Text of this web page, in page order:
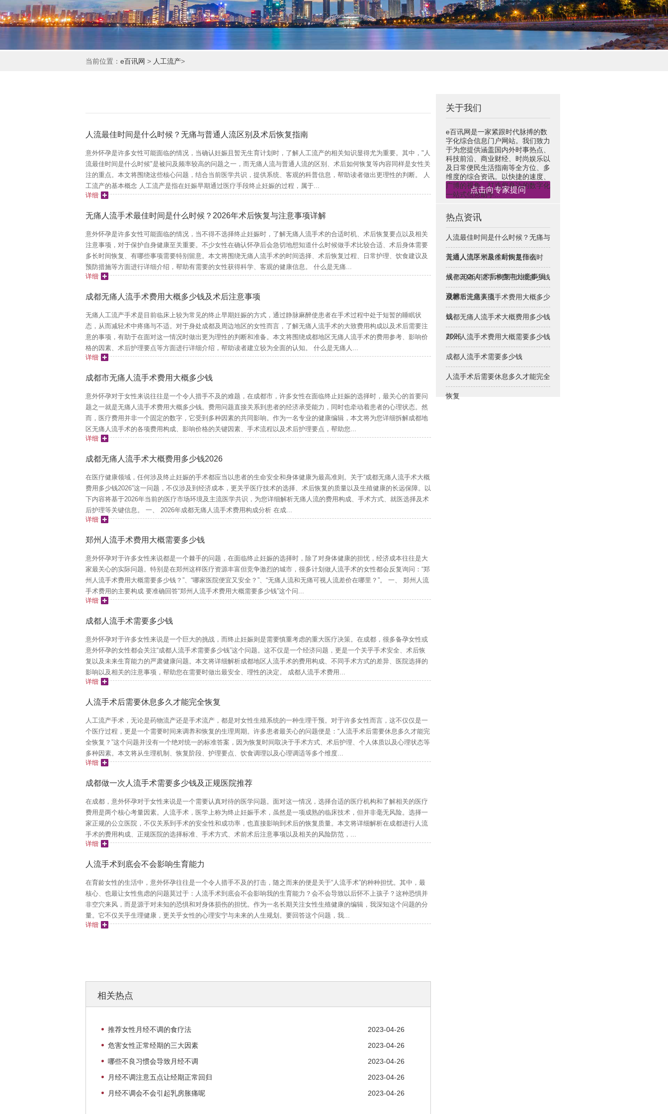
当前位置： e百讯网 > 人工流产>
人流最佳时间是什么时候？无痛与普通人流区别及术后恢复指南
意外怀孕是许多女性可能面临的情况，当确认妊娠且暂无生育计划时，了解人工流产的相关知识显得尤为重要。其中，"人
流最佳时间是什么时候"是被问及频率较高的问题之一，而无痛人流与普通人流的区别、术后如何恢复等内容同样是女性关
注的重点。本文将围绕这些核心问题，结合当前医学共识，提供系统、客观的科普信息，帮助读者做出更理性的判断。 人
工流产的基本概念 人工流产是指在妊娠早期通过医疗手段终止妊娠的过程，属于...
详细
无痛人流手术最佳时间是什么时候？2026年术后恢复与注意事项详解
意外怀孕是许多女性可能面临的情况，当不得不选择终止妊娠时，了解无痛人流手术的合适时机、术后恢复要点以及相关
注意事项，对于保护自身健康至关重要。不少女性在确认怀孕后会急切地想知道什么时候做手术比较合适、术后身体需要
多长时间恢复、有哪些事项需要特别留意。本文将围绕无痛人流手术的时间选择、术后恢复过程、日常护理、饮食建议及
预防措施等方面进行详细介绍，帮助有需要的女性获得科学、客观的健康信息。 什么是无痛...
详细
成都无痛人流手术费用大概多少钱及术后注意事项
无痛人工流产手术是目前临床上较为常见的终止早期妊娠的方式，通过静脉麻醉使患者在手术过程中处于短暂的睡眠状
态，从而减轻术中疼痛与不适。对于身处成都及周边地区的女性而言，了解无痛人流手术的大致费用构成以及术后需要注
意的事项，有助于在面对这一情况时做出更为理性的判断和准备。本文将围绕成都地区无痛人流手术的费用参考、影响价
格的因素、术后护理要点等方面进行详细介绍，帮助读者建立较为全面的认知。 什么是无痛人...
详细
成都市无痛人流手术费用大概多少钱
意外怀孕对于女性来说往往是一个令人措手不及的难题，在成都市，许多女性在面临终止妊娠的选择时，最关心的首要问
题之一就是无痛人流手术费用大概多少钱。费用问题直接关系到患者的经济承受能力，同时也牵动着患者的心理状态。然
而，医疗费用并非一个固定的数字，它受到多种因素的共同影响。作为一名专业的健康编辑，本文将为您详细拆解成都地
区无痛人流手术的各项费用构成、影响价格的关键因素、手术流程以及术后护理要点，帮助您...
详细
成都无痛人流手术大概费用多少钱2026
在医疗健康领域，任何涉及终止妊娠的手术都应当以患者的生命安全和身体健康为最高准则。关于“成都无痛人流手术大概
费用多少钱2026”这一问题，不仅涉及到经济成本，更关乎医疗技术的选择、术后恢复的质量以及生殖健康的长远保障。以
下内容将基于2026年当前的医疗市场环境及主流医学共识，为您详细解析无痛人流的费用构成、手术方式、就医选择及术
后护理等关键信息。 一、 2026年成都无痛人流手术费用构成分析 在成...
详细
郑州人流手术费用大概需要多少钱
意外怀孕对于许多女性来说都是一个棘手的问题，在面临终止妊娠的选择时，除了对身体健康的担忧，经济成本往往是大
家最关心的实际问题。特别是在郑州这样医疗资源丰富但竞争激烈的城市，很多计划做人流手术的女性都会反复询问：“郑
州人流手术费用大概需要多少钱？”、“哪家医院便宜又安全？”、“无痛人流和无痛可视人流差价在哪里？”。 一、 郑州人流
手术费用的主要构成 要准确回答“郑州人流手术费用大概需要多少钱”这个问...
详细
成都人流手术需要多少钱
意外怀孕对于许多女性来说是一个巨大的挑战，而终止妊娠则是需要慎重考虑的重大医疗决策。在成都，很多备孕女性或
意外怀孕的女性都会关注“成都人流手术需要多少钱”这个问题。这不仅是一个经济问题，更是一个关乎手术安全、术后恢
复以及未来生育能力的严肃健康问题。本文将详细解析成都地区人流手术的费用构成、不同手术方式的差异、医院选择的
影响以及相关的注意事项，帮助您在需要时做出最安全、理性的决定。 成都人流手术费用...
详细
人流手术后需要休息多久才能完全恢复
人工流产手术，无论是药物流产还是手术流产，都是对女性生殖系统的一种生理干预。对于许多女性而言，这不仅仅是一
个医疗过程，更是一个需要时间来调养和恢复的生理周期。许多患者最关心的问题便是：“人流手术后需要休息多久才能完
全恢复？”这个问题并没有一个绝对统一的标准答案，因为恢复时间取决于手术方式、术后护理、个人体质以及心理状态等
多种因素。本文将从生理机制、恢复阶段、护理要点、饮食调理以及心理调适等多个维度...
详细
成都做一次人流手术需要多少钱及正规医院推荐
在成都，意外怀孕对于女性来说是一个需要认真对待的医学问题。面对这一情况，选择合适的医疗机构和了解相关的医疗
费用是两个核心考量因素。人流手术，医学上称为终止妊娠手术，虽然是一项成熟的临床技术，但并非毫无风险。选择一
家正规的公立医院，不仅关系到手术的安全性和成功率，也直接影响到术后的恢复质量。本文将详细解析在成都进行人流
手术的费用构成、正规医院的选择标准、手术方式、术前术后注意事项以及相关的风险防范，...
详细
人流手术到底会不会影响生育能力
在育龄女性的生活中，意外怀孕往往是一个令人措手不及的打击，随之而来的便是关于“人流手术”的种种担忧。其中，最
核心、也最让女性焦虑的问题莫过于：人流手术到底会不会影响我的生育能力？会不会导致以后怀不上孩子？这种恐惧并
非空穴来风，而是源于对未知的恐惧和对身体损伤的担忧。作为一名长期关注女性生殖健康的编辑，我深知这个问题的分
量。它不仅关乎生理健康，更关乎女性的心理安宁与未来的人生规划。要回答这个问题，我...
详细
相关热点
推荐女性月经不调的食疗法
2023-04-26
危害女性正常经期的三大因素
2023-04-26
哪些不良习惯会导致月经不调
2023-04-26
月经不调注意五点让经期正常回归
2023-04-26
月经不调会不会引起乳房胀痛呢
2023-04-26
关于我们
e百讯网是一家紧跟时代脉搏的数
字化综合信息门户网站。我们致力
于为您提供涵盖国内外时事热点、
科技前沿、商业财经、时尚娱乐以
及日常便民生活指南等全方位、多
维度的综合资讯。以快捷的速度、
广博的视角，打造您身边的数字化
一站式信息助手...
点击向专家提问
热点资讯
人流最佳时间是什么时候？无痛与
普通人流区别及术后恢复指南
无痛人流手术最佳时间是什么时
候？2026年术后恢复与注意事项
详解
成都无痛人流手术费用大概多少钱
及术后注意事项
成都市无痛人流手术费用大概多少
钱
成都无痛人流手术大概费用多少钱
2026
郑州人流手术费用大概需要多少钱
成都人流手术需要多少钱
人流手术后需要休息多久才能完全
恢复